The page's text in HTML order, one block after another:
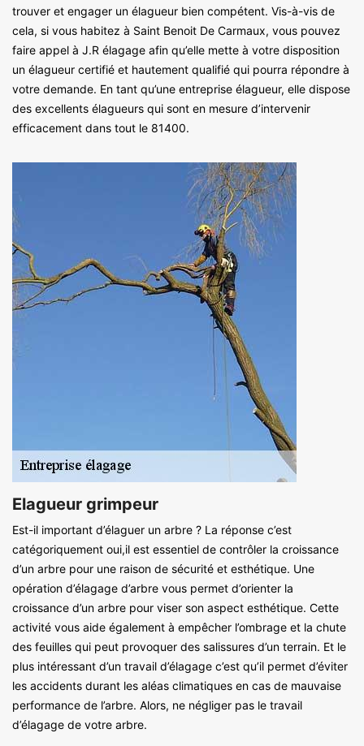
trouver et engager un élagueur bien compétent. Vis-à-vis de
cela, si vous habitez à Saint Benoit De Carmaux, vous pouvez
faire appel à J.R élagage afin qu’elle mette à votre disposition
un élagueur certifié et hautement qualifié qui pourra répondre à
votre demande. En tant qu’une entreprise élagueur, elle dispose
des excellents élagueurs qui sont en mesure d’intervenir
efficacement dans tout le 81400.
Elagueur grimpeur
Est-il important d’élaguer un arbre ? La réponse c’est
catégoriquement oui,il est essentiel de contrôler la croissance
d’un arbre pour une raison de sécurité et esthétique. Une
opération d’élagage d’arbre vous permet d’orienter la
croissance d’un arbre pour viser son aspect esthétique. Cette
activité vous aide également à empêcher l’ombrage et la chute
des feuilles qui peut provoquer des salissures d’un terrain. Et le
plus intéressant d’un travail d’élagage c’est qu’il permet d’éviter
les accidents durant les aléas climatiques en cas de mauvaise
performance de l’arbre. Alors, ne négliger pas le travail
d’élagage de votre arbre.